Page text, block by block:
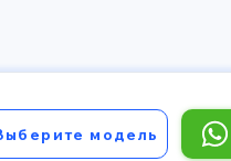
модель